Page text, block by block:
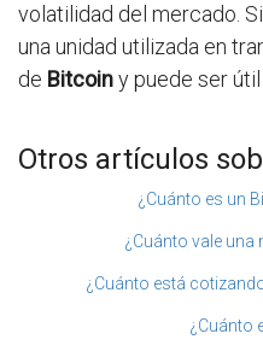
volatilidad del mercado.
una unidad utilizada en
de Bitcoiny puede ser
Otros artículos
¿Cuánto es un
¿Cuánto vale una
¿Cuánto está
¿Cuánto